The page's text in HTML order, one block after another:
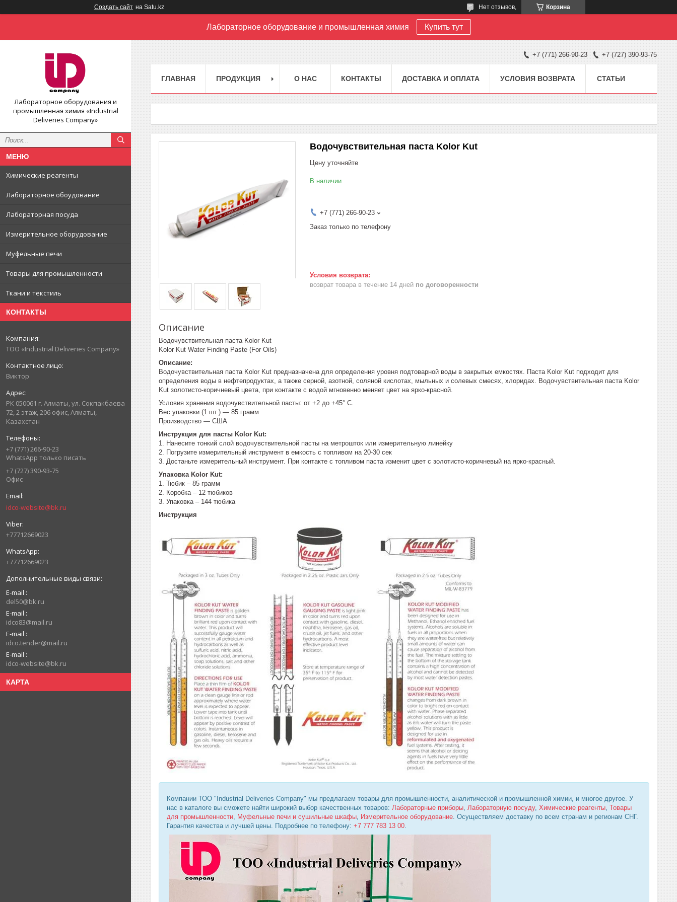
Создать сайт на Satu.kz Корзина
Нет отзывов,
Лабораторное оборудование и промышленная химия Купить тут
Лабораторное оборудования и
промышленная химия «Industrial
Deliveries Company»
Химические реагенты
Лабораторное обоудование
Лабораторная посуда
Измерительное оборудование
Муфельные печи
Товары для промышленности
Ткани и текстиль
КОНТАКТЫ
ТОО «Industrial Deliveries Company»
Виктор
РК 050061 г. Алматы, ул. Сокпакбаева
72, 2 этаж, 206 офис, Алматы,
Казахстан
+7 (771) 266-90-23
WhatsApp только писать
+7 (727) 390-93-75
Офис
idco-website@bk.ru
+77712669023
+77712669023
E-mail
del50@bk.ru
E-mail
idco83@mail.ru
E-mail
idco.tender@mail.ru
E-mail
idco-website@bk.ru
КАРТА
+7 (771) 266-90-23 +7 (727) 390-93-75
ГЛАВНАЯ ПРОДУКЦИЯ О НАС КОНТАКТЫ ДОСТАВКА И ОПЛАТА УСЛОВИЯ ВОЗВРАТА СТАТЬИ
Водочувствительная паста Kolor Kut
Цену уточняйте
В наличии
+7 (771) 266-90-23
Заказ только по телефону
возврат товара в течение 14 дней по договоренности
Описание
Водочувствительная паста Kolor Kut
Kolor Kut Water Finding Paste (For Oils)
Описание:
Водочувствительная паста Kolor Kut предназначена для определения уровня подтоварной воды в закрытых емкостях. Паста Kolor Kut подходит для
определения воды в нефтепродуктах, а также серной, азотной, соляной кислотах, мыльных и солевых смесях, хлоридах. Водочувствительная паста Kolor
Kut золотисто-коричневый цвета, при контакте с водой мгновенно меняет цвет на ярко-красной.
Условия хранения водочувствительной пасты: от +2 до +45° С.
Вес упаковки (1 шт.) — 85 грамм
Производство — США
Инструкция для пасты Kolor Kut:
1. Нанесите тонкий слой водочувствительной пасты на метрошток или измерительную линейку
2. Погрузите измерительный инструмент в емкость с топливом на 20-30 сек
3. Достаньте измерительный инструмент. При контакте с топливом паста изменит цвет с золотисто-коричневый на ярко-красный.
Упаковка Kolor Kut:
1. Тюбик – 85 грамм
2. Коробка – 12 тюбиков
3. Упаковка – 144 тюбика
Инструкция
Компании ТОО "Industrial Deliveries Company" мы предлагаем товары для промышленности, аналитической и промышленной химии, и многое другое. У
нас в каталоге вы сможете найти широкий выбор качественных товаров: Лабораторные приборы Лабораторную посуду, Химические реагенты Товары
для промышленности
Муфельные печи и сушильные шкафы Измерительное оборудование . Осуществляем доставку по всем странам и регионам СНГ.
Гарантия качества и лучшей цены. Подробнее по телефону: +7 777 783 13 00